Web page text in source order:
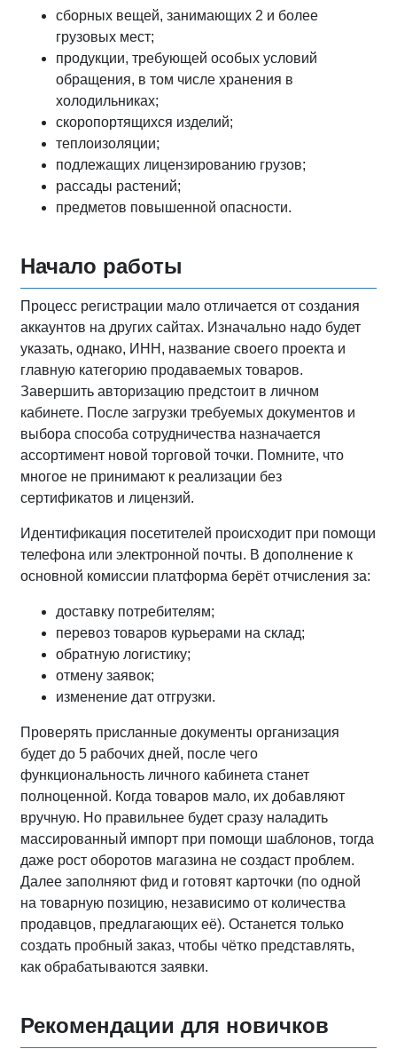
сборных вещей, занимающих 2 и более
грузовых мест;
продукции, требующей особых условий
обращения, в том числе хранения в
холодильниках;
скоропортящихся изделий;
теплоизоляции;
подлежащих лицензированию грузов;
рассады растений;
предметов повышенной опасности.
Начало работы
Процесс регистрации мало отличается от создания
аккаунтов на других сайтах. Изначально надо будет
указать, однако, ИНН, название своего проекта и
главную категорию продаваемых товаров.
Завершить авторизацию предстоит в личном
кабинете. После загрузки требуемых документов и
выбора способа сотрудничества назначается
ассортимент новой торговой точки. Помните, что
многое не принимают к реализации без
сертификатов и лицензий.
Идентификация посетителей происходит при помощи
телефона или электронной почты. В дополнение к
основной комиссии платформа берёт отчисления за:
доставку потребителям;
перевоз товаров курьерами на склад;
обратную логистику;
отмену заявок;
изменение дат отгрузки.
Проверять присланные документы организация
будет до 5 рабочих дней, после чего
функциональность личного кабинета станет
полноценной. Когда товаров мало, их добавляют
вручную. Но правильнее будет сразу наладить
массированный импорт при помощи шаблонов, тогда
даже рост оборотов магазина не создаст проблем.
Далее заполняют фид и готовят карточки (по одной
на товарную позицию, независимо от количества
продавцов, предлагающих её). Останется только
создать пробный заказ, чтобы чётко представлять,
как обрабатываются заявки.
Рекомендации для новичков